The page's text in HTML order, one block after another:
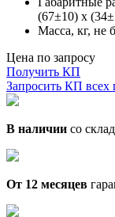
(67±10) х
Масса, кг, не
Цена по запросу
Получить КП
Запросить КП всех
В наличии со
От 12 месяцев